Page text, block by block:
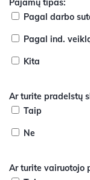
Pajamų tipas:
Pagal darbo
Pagal ind.
Kita
Ar turite pradelstų
Taip
Ne
Ar turite vairuotojo